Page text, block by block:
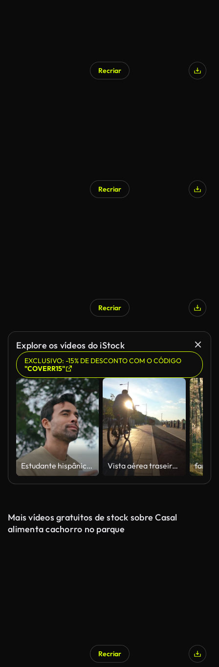
Recriar
Recriar
Gerado por IA
Recriar
Explore os vídeos do iStock
EXCLUSIVO: -15% DE DESCONTO COM O CÓDIGO
"COVERR15"
Estudante hispânico bebendo café takeaway no fim de semana relaxado passeio closeup. Vista aérea traseira do drone FPV para o ciclista masculino andando de mountain bike na trilha de bicicleta no calçadão da cidade no nascer do sol no início da manhã no fundo do sol.
Mais vídeos gratuitos de stock sobre Casal
alimenta cachorro no parque
Recriar